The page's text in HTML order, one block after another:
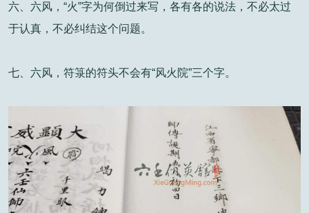
六、六风，“火”字为何倒过来写，各有各的说法，不必太过
于认真，不必纠结这个问题。
七、六风，符箓的符头不会有“风火院”三个字。